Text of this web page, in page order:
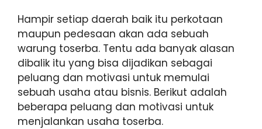
Hampir setiap daerah baik itu perkotaan
maupun pedesaan akan ada sebuah
warung toserba. Tentu ada banyak alasan
dibalik itu yang bisa dijadikan sebagai
peluang dan motivasi untuk memulai
sebuah usaha atau bisnis. Berikut adalah
beberapa peluang dan motivasi untuk
menjalankan usaha toserba.